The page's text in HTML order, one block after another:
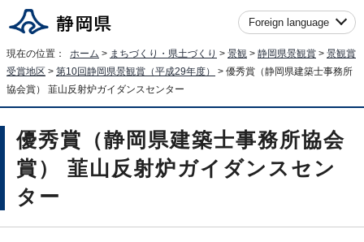
Foreign language
現在の位置： ホーム > まちづくり・県土づくり > 景観 > 静岡県景観賞 > 景観賞
受賞地区 > 第10回静岡県景観賞（平成29年度）
> 優秀賞（静岡県建築士事務所
協会賞） 韮山反射炉ガイダンスセンター
優秀賞（静岡県建築士事務所協会
賞） 韮山反射炉ガイダンスセン
ター